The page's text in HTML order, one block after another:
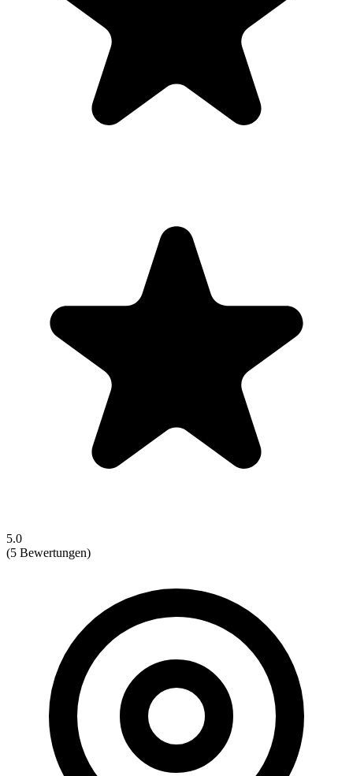
5.0
(5 Bewertungen)